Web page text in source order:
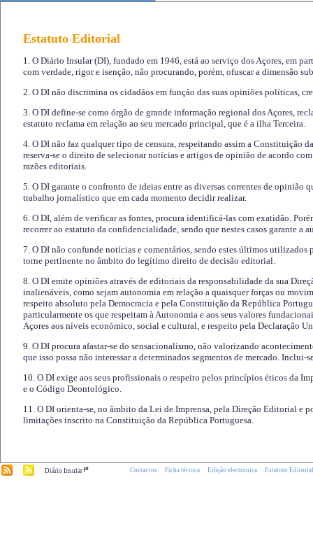
Estatuto Editorial
1. O Diário Insular (DI), fundado em 1946, está ao serviço dos Açores, em
com verdade, rigor e isenção, não procurando, porém, ofuscar a dimensão
2. O DI não discrimina os cidadãos em função das suas opiniões políticas,
3. O DI define-se como órgão de grande informação regional dos Açores,
estatuto reclama em relação ao seu mercado principal, que é a ilha Terceira.
4. O DI não faz qualquer tipo de censura, respeitando assim a Constituição
reserva-se o direito de selecionar notícias e artigos de opinião de acordo
razões editoriais.
5. O DI garante o confronto de ideias entre as diversas correntes de opinião
trabalho jornalístico que em cada momento decidir realizar.
6. O DI, além de verificar as fontes, procura identificá-las com exatidão.
recorrer ao estatuto da confidencialidade, sendo que nestes casos garante a
7. O DI não confunde notícias e comentários, sendo estes últimos utilizados
torne pertinente no âmbito do legítimo direito de decisão editorial.
8. O DI emite opiniões através de editoriais da responsabilidade da sua
inalienáveis, como sejam autonomia em relação a quaisquer forças ou
respeito absoluto pela Democracia e pela Constituição da República
particularmente os que respeitam à Autonomia e aos seus valores
Açores aos níveis económico, social e cultural, e respeito pela Declaração
9. O DI procura afastar-se do sensacionalismo, não valorizando
que isso possa não interessar a determinados segmentos de mercado.
10. O DI exige aos seus profissionais o respeito pelos princípios éticos da
e o Código Deontológico.
11. O DI orienta-se, no âmbito da Lei de Imprensa, pela Direção Editorial e
limitações inscrito na Constituição da República Portuguesa.
Diário Insular.pt Contactos Ficha técnica Edição electrónica Estatuto Editorial